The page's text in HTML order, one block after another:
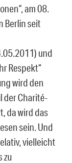
am 08.
Berlin seit
und
Respekt“
wird den
der Charité-
da wird das
sein. Und
vielleicht
zu